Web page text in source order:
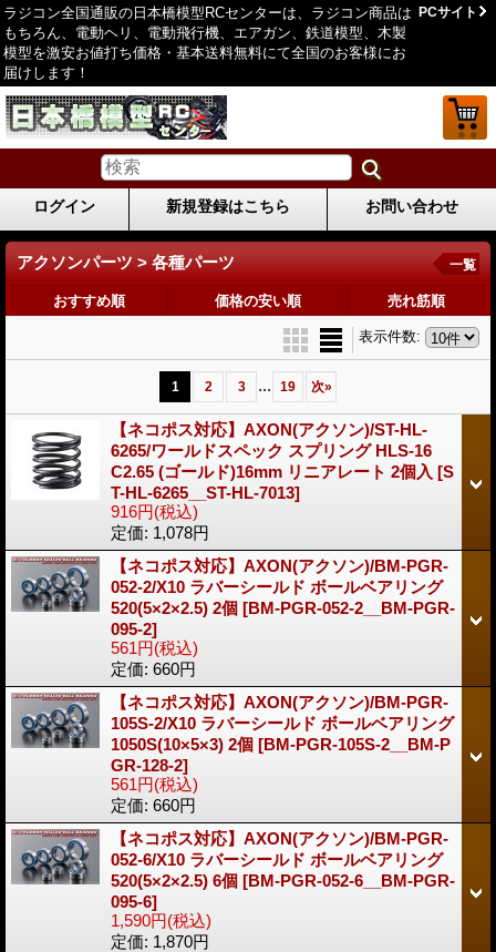
ラジコン全国通販の日本橋模型RCセンターは、ラジコン商品は
もちろん、電動ヘリ、電動飛行機、エアガン、鉄道模型、木製
模型を激安お値打ち価格・基本送料無料にて全国のお客様にお
届けします！
PCサイト
ログイン 新規登録はこちら お問い合わせ
アクソンパーツ > 各種パーツ 一覧
おすすめ順 価格の安い順 売れ筋順
表示件数:
1 2 3 ... 19 次»
【ネコポス対応】AXON(アクソン)/ST-HL-
6265/ワールドスペック スプリング HLS-16
C2.65 (ゴールド)16mm リニアレート 2個入 [S
T-HL-6265__ST-HL-7013]
916円(税込)
定価: 1,078円
【ネコポス対応】AXON(アクソン)/BM-PGR-
052-2/X10 ラバーシールド ボールベアリング
520(5×2×2.5) 2個 [BM-PGR-052-2__BM-PGR-
095-2]
561円(税込)
定価: 660円
【ネコポス対応】AXON(アクソン)/BM-PGR-
105S-2/X10 ラバーシールド ボールベアリング
1050S(10×5×3) 2個 [BM-PGR-105S-2__BM-P
GR-128-2]
561円(税込)
定価: 660円
【ネコポス対応】AXON(アクソン)/BM-PGR-
052-6/X10 ラバーシールド ボールベアリング
520(5×2×2.5) 6個 [BM-PGR-052-6__BM-PGR-
095-6]
1,590円(税込)
定価: 1,870円